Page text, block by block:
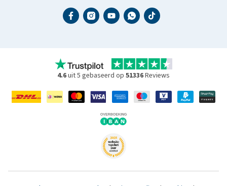
4.6uit 5 gebaseerd op 51336Reviews